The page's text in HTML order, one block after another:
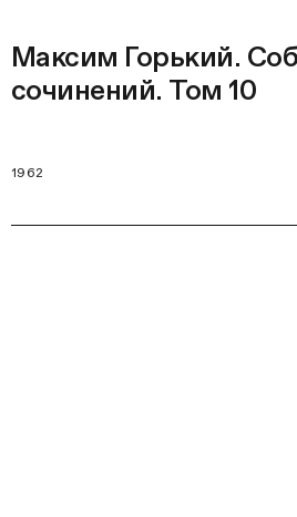
Максим Горький.
сочинений. Том 10
1962